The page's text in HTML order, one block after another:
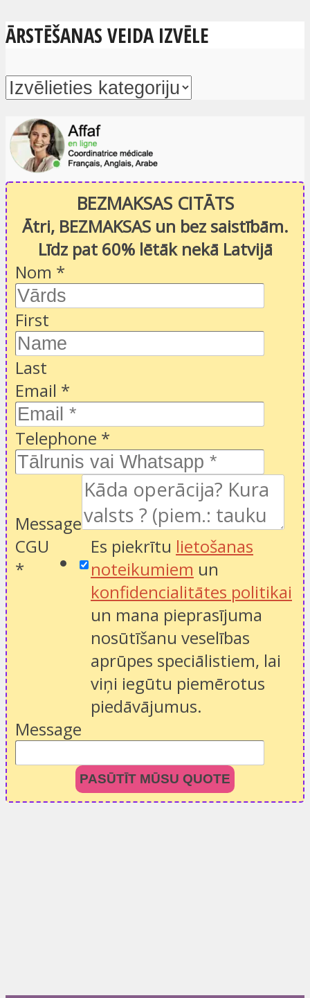
ĀRSTĒŠANAS VEIDA IZVĒLE
BEZMAKSAS CITĀTS
Ātri, BEZMAKSAS un bez saistībām.
Līdz pat 60% lētāk nekā Latvijā
Nom *
First
Last
Email *
Telephone *
Message
CGU
*
Es piekrītu lietošanas
noteikumiem un
konfidencialitātes politikai
un mana pieprasījuma
nosūtīšanu veselības
aprūpes speciālistiem, lai
viņi iegūtu piemērotus
piedāvājumus.
Message
PASŪTĪT MŪSU QUOTE